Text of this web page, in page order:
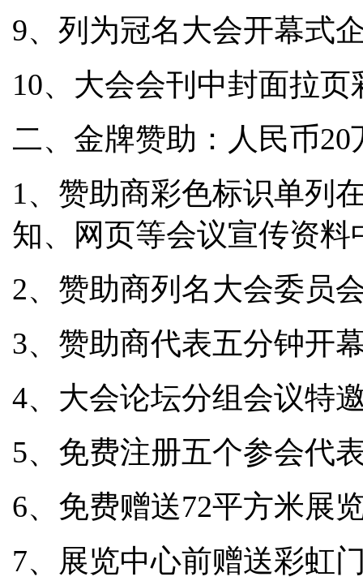
9、列为冠名大会开幕式
10、大会会刊中封面拉页
二、金牌赞助：人民币20
1、赞助商彩色标识单列
知、网页等会议宣传资料
2、赞助商列名大会委员
3、赞助商代表五分钟开
4、大会论坛分组会议特
5、免费注册五个参会代
6、免费赠送72平方米展
7、展览中心前赠送彩虹